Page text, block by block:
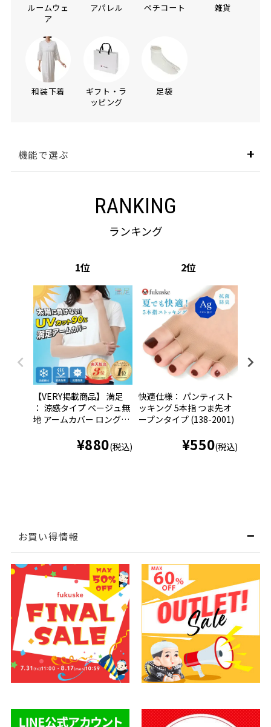
ルームウェ
ア
アパレル ペチコート 雑貨
和装下着
ギフト・ラ
ッピング
足袋
機能で選ぶ
RANKING
ランキング
1
【VERY掲載商品】 満足
： 涼感タイプ ベージュ無
地 アームカバー ロング丈
素材 (040-0541)
¥880(税込)
2
快適仕様： パンティスト
ッキング 5本指 つま先オ
ープンタイプ (138-2001)
¥550(税込)
お買い得情報